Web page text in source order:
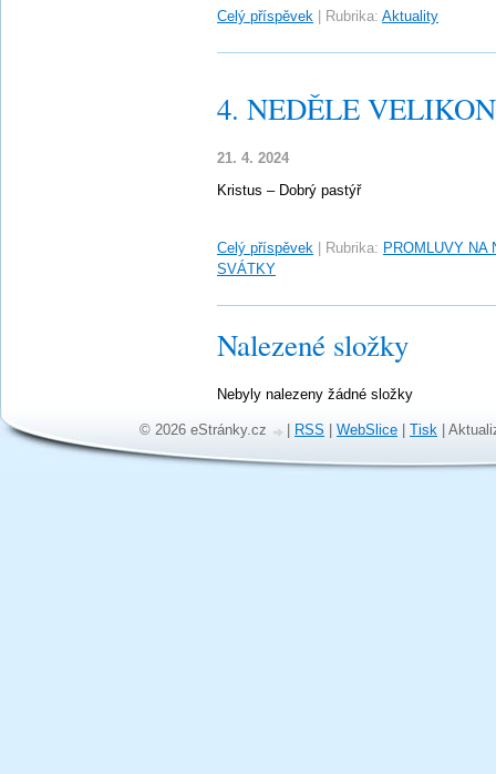
Celý příspěvek Rubrika: Aktuality
4. NEDĚLE
21. 4. 2024
Kristus – Dobrý pastýř
Celý příspěvek Rubrika: PROMLUVY NA
SVÁTKY
Nalezené složky
Nebyly nalezeny žádné složky
© 2026 eStránky.cz RSS WebSlice Tisk